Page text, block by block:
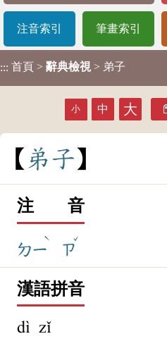
注音索引 筆畫索引
::: 首頁 > 辭典檢視 > 弟子
小 中 大
弟子
注 音
ㄉㄧ
ˋ
ㄗ
ˇ
漢語拼音
dì zǐ